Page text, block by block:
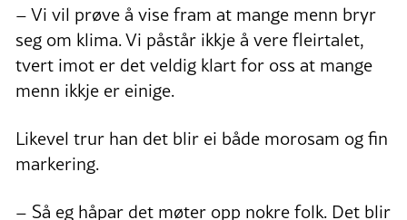
– Vi vil prøve å vise fram at mange menn bryr
seg om klima. Vi påstår ikkje å vere fleirtalet,
tvert imot er det veldig klart for oss at mange
menn ikkje er einige.
Likevel trur han det blir ei både morosam og fin
markering.
– Så eg håpar det møter opp nokre folk. Det blir